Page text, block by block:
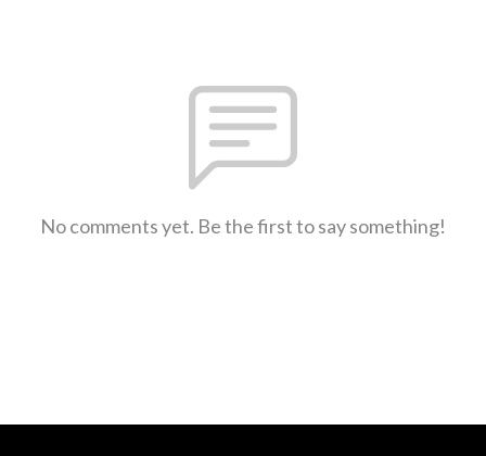
No comments yet. Be the first to say something!